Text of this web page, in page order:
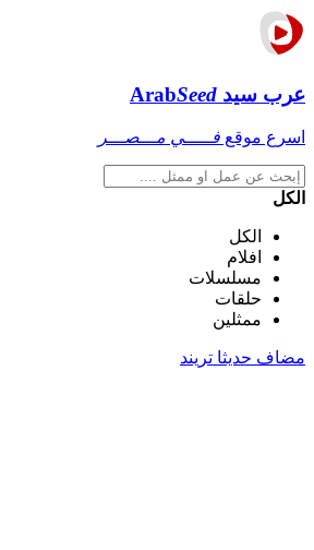
عرب سيد ArabSeed
اسرع موقع فـــــي مـــصـــر
الكل
الكل
افلام
مسلسلات
حلقات
ممثلين
مضاف حديثا تريند